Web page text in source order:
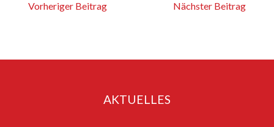
Vorheriger Beitrag Nächster Beitrag
AKTUELLES